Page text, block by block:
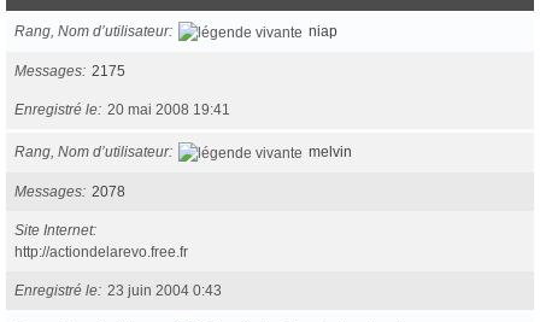
Rang, Nom d’utilisateur niap
Messages 2175
Enregistré le 20 mai 2008 19:41
Rang, Nom d’utilisateur melvin
Messages 2078
Site Internet
http://actiondelarevo.free.fr
Enregistré le 23 juin 2004 0:43